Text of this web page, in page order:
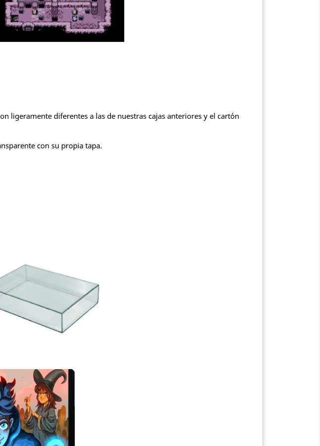
ligeramente diferentes a las de nuestras cajas anteriores y el cartón
con su propia tapa.